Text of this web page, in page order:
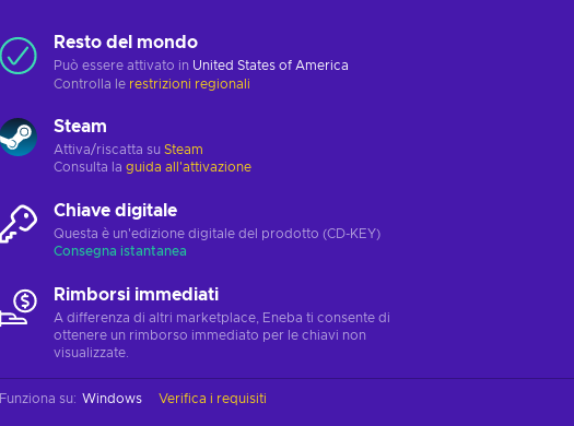
Resto del mondo
Può essere attivato in United States of America
Controlla le restrizioni regionali
Steam
Attiva/riscatta su Steam
Consulta la guida all'attivazione
Chiave digitale
Questa è un'edizione digitale del prodotto (CD-KEY)
Consegna istantanea
Rimborsi immediati
A differenza di altri marketplace, Eneba ti consente di
ottenere un rimborso immediato per le chiavi non
visualizzate.
Funziona su: Windows Verifica i requisiti